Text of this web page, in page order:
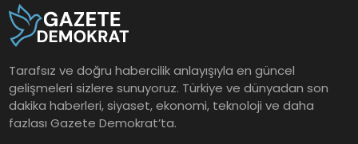
Tarafsız ve doğru habercilik anlayışıyla en güncel
gelişmeleri sizlere sunuyoruz. Türkiye ve dünyadan son
dakika haberleri, siyaset, ekonomi, teknoloji ve daha
fazlası Gazete Demokrat’ta.